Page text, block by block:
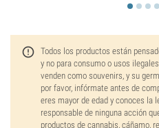
Todos los productos están
y no para consumo o usos
venden como souvenirs, y su
por favor, infórmate antes de
eres mayor de edad y conoces la
responsable de ninguna acción
productos de cannabis, cáñamo,